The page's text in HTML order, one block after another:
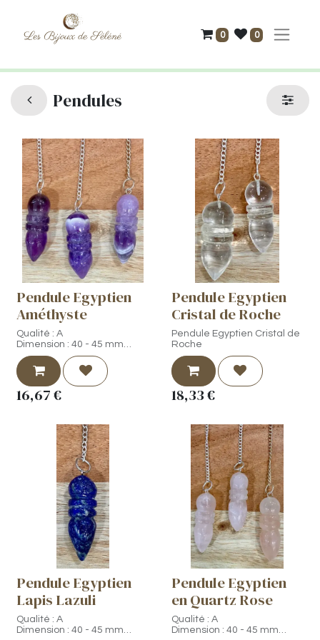
0 0
Pendules
Pendule Egyptien
Améthyste
Qualité : A
Dimension : 40 - 45 mm
Origine : Brésil
Photo contractuelle, vous
recevrez un pendule parmi
le lot.
16,67€
Pendule Egyptien
Cristal de Roche
Pendule Egyptien Cristal de
Roche
18,33€
Pendule Egyptien
Lapis Lazuli
Qualité : A
Dimension : 40 - 45 mm
Pendule Egyptien
en Quartz Rose
Qualité : A
Dimension : 40 - 45 mm